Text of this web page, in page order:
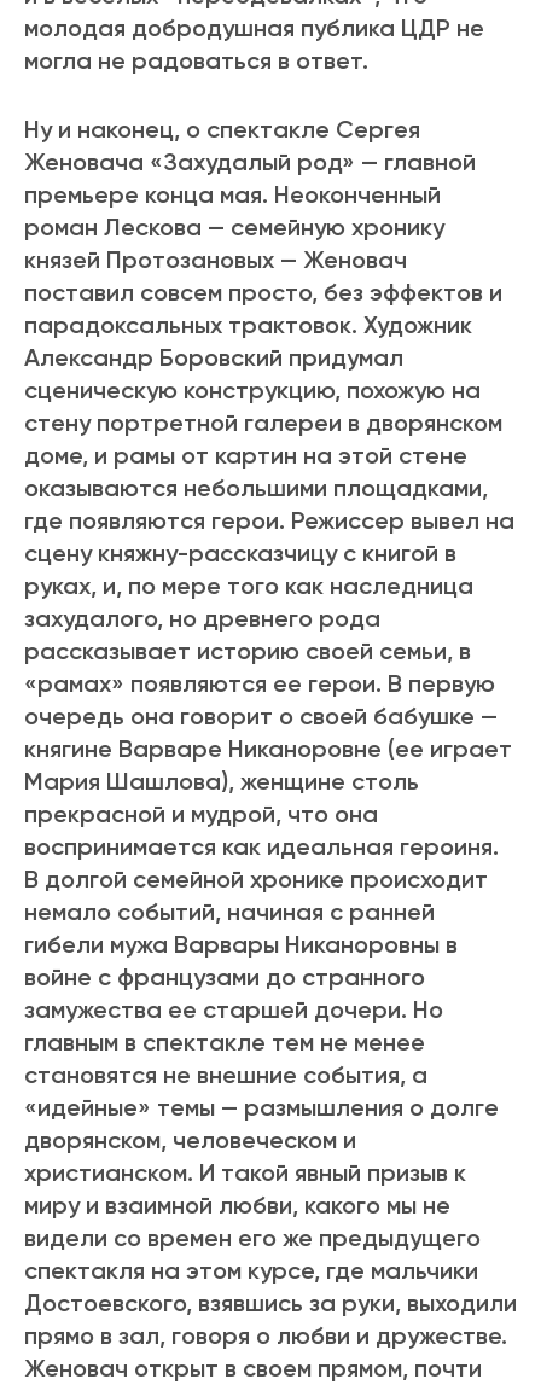
молодая добродушная публика ЦДР не
могла не радоваться в ответ.
Ну и наконец, о спектакле Сергея
Женовача «Захудалый род» — главной
премьере конца мая. Неоконченный
роман Лескова — семейную хронику
князей Протозановых — Женовач
поставил совсем просто, без эффектов и
парадоксальных трактовок. Художник
Александр Боровский придумал
сценическую конструкцию, похожую на
стену портретной галереи в дворянском
доме, и рамы от картин на этой стене
оказываются небольшими площадками,
где появляются герои. Режиссер вывел на
сцену княжну-рассказчицу с книгой в
руках, и, по мере того как наследница
захудалого, но древнего рода
рассказывает историю своей семьи, в
«рамах» появляются ее герои. В первую
очередь она говорит о своей бабушке —
княгине Варваре Никаноровне (ее играет
Мария Шашлова), женщине столь
прекрасной и мудрой, что она
воспринимается как идеальная героиня.
В долгой семейной хронике происходит
немало событий, начиная с ранней
гибели мужа Варвары Никаноровны в
войне с французами до странного
замужества ее старшей дочери. Но
главным в спектакле тем не менее
становятся не внешние события, а
«идейные» темы — размышления о долге
дворянском, человеческом и
христианском. И такой явный призыв к
миру и взаимной любви, какого мы не
видели со времен его же предыдущего
спектакля на этом курсе, где мальчики
Достоевского, взявшись за руки, выходили
прямо в зал, говоря о любви и дружестве.
Женовач открыт в своем прямом, почти